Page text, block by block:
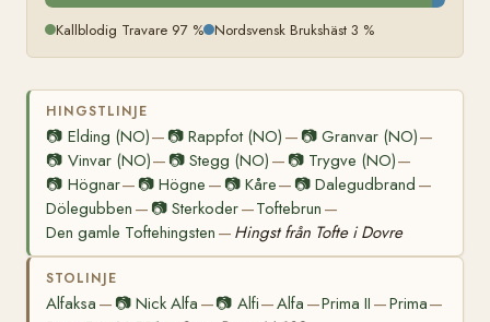
Kallblodig Travare 97 % Nordsvensk Brukshäst 3 %
HINGSTLINJE
📷 Elding (NO)— 📷Rappfot (NO) — 📷 Granvar (NO)—
📷 Vinvar (NO)— 📷Stegg (NO) — 📷 Trygve (NO)—
📷 Högnar— 📷Högne — 📷 Kåre— 📷 Dalegudbrand —
Dölegubben — 📷Sterkoder—Toftebrun —
Den gamle Toftehingsten — Hingst från Tofte i Dovre
STOLINJE
Alfaksa — 📷Nick Alfa —📷 Alfi—Alfa —Prima II —Prima—